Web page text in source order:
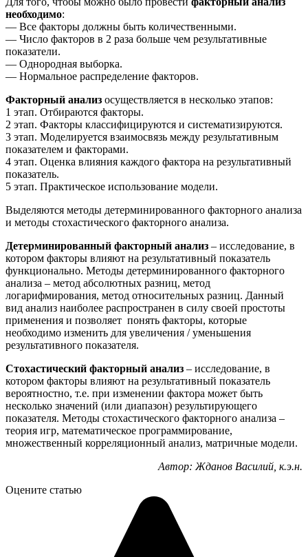
необходимо:
— Все факторы должны быть количественными.
— Число факторов в 2 раза больше чем результативные
показатели.
— Однородная выборка.
— Нормальное распределение факторов.
Факторный анализ осуществляется в несколько этапов:
1 этап. Отбираются факторы.
2 этап. Факторы классифицируются и систематизируются.
3 этап. Моделируется взаимосвязь между результативным
показателем и факторами.
4 этап. Оценка влияния каждого фактора на результативный
показатель.
5 этап. Практическое использование модели.
Выделяются методы детерминированного факторного анализа
и методы стохастического факторного анализа.
Детерминированный факторный анализ – исследование, в
котором факторы влияют на результативный показатель
функционально. Методы детерминированного факторного
анализа – метод абсолютных разниц, метод
логарифмирования, метод относительных разниц. Данный
вид анализ наиболее распространен в силу своей простоты
применения и позволяет понять факторы, которые
необходимо изменить для увеличения / уменьшения
результативного показателя.
Стохастический факторный анализ – исследование, в
котором факторы влияют на результативный показатель
вероятностно, т.е. при изменении фактора может быть
несколько значений (или диапазон) результирующего
показателя. Методы стохастического факторного анализа –
теория игр, математическое программирование,
множественный корреляционный анализ, матричные модели.
Автор: Жданов Василий, к.э.н.
Оцените статью